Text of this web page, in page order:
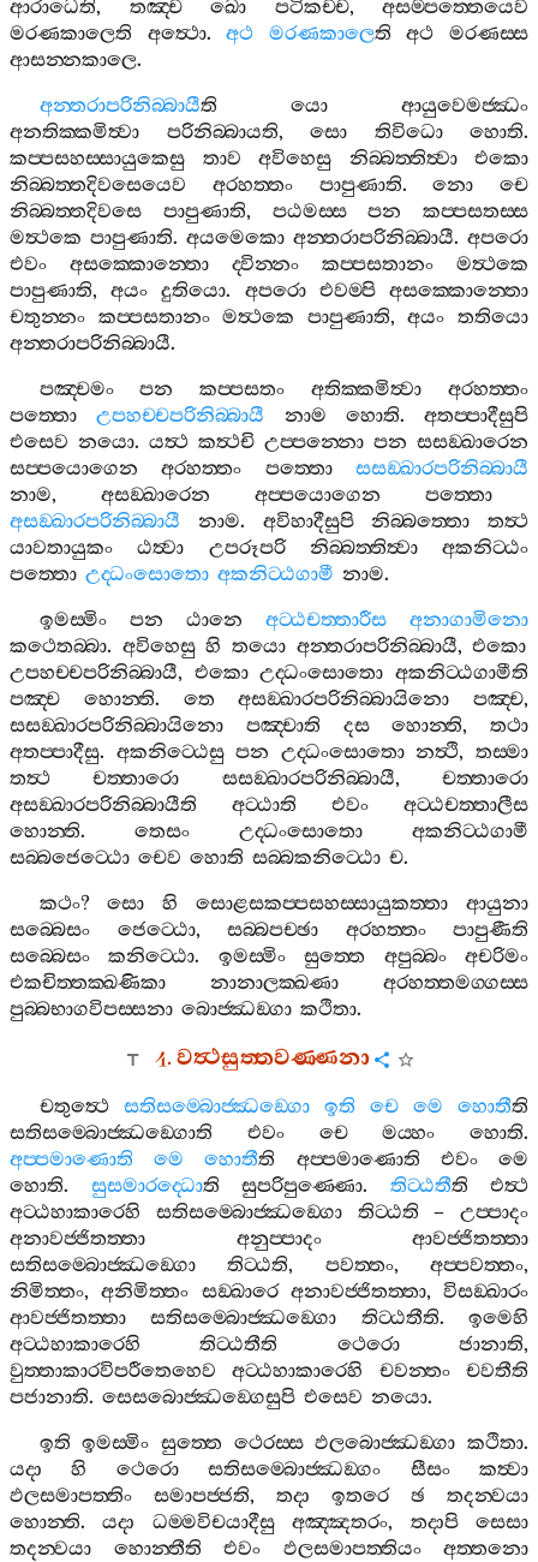
ආරාධෙති, තඤ‍්ච ඛො පටිකච‍්ච, අසම‍්පත‍්තෙයෙව
මරණකාලෙති
අත්‍ථො.අථ මරණකාලෙති අථ
මරණස‍්ස
ආසන‍්නකාලෙ.
අන‍්තරාපරිනිබ‍්බායීති යො
ආයුවෙමජ‍්ඣං
අනතික‍්කමිත්‍වා
පරිනිබ‍්බායති, සො තිවිධො හොති.
කප‍්පසහස‍්සායුකෙසු
තාව අවිහෙසු නිබ‍්බත‍්තිත්‍වා
එකො
නිබ‍්බත‍්තදිවසෙයෙව
අරහත‍්තං පාපුණාති.නො
චෙ
නිබ‍්බත‍්තදිවසෙ
පාපුණාති, පඨමස‍්ස පන
කප‍්පසතස‍්ස
මත්‍ථකෙ පාපුණාති. අයමෙකො අන‍්තරාපරිනිබ‍්බායී. අපරො
එවං
අසක‍්කොන‍්තො ද‍්වින‍්නං කප‍්පසතානං
මත්‍ථකෙ
පාපුණාති,අයං දුතියො. අපරො එවම‍්පි අසක‍්කොන‍්තො
චතුන‍්නං කප‍්පසතානං මත්‍ථකෙ පාපුණාති,අයං තතියො
අන‍්තරාපරිනිබ‍්බායී.
පඤ‍්චමං
පන කප‍්පසතං අතික‍්කමිත්‍වා
අරහත‍්තං
පත‍්තො
උපහච‍්චපරිනිබ‍්බායී නාම හොති. අතප‍්පාදීසුපි
එසෙව නයො. යත්‍ථ කත්‍ථචි උප‍්පන‍්නො පන සසඞ‍්ඛාරෙන
සප‍්පයොගෙන
අරහත‍්තං පත‍්තො
සසඞ‍්ඛාරපරිනිබ‍්බායී
නාම, අසඞ‍්ඛාරෙන අප‍්පයොගෙන
පත‍්තො
අසඞ‍්ඛාරපරිනිබ‍්බායී
නාම. අවිහාදීසුපි නිබ‍්බත‍්තො
තත්‍ථ
යාවතායුකං
ඨත්‍වා උපරූපරි නිබ‍්බත‍්තිත්‍වා
අකනිට‍්ඨං
පත‍්තො උද‍්ධංසොතො අකනිට‍්ඨගාමී නාම.
ඉමස‍්මිං
පන ඨානෙ අට‍්ඨචත‍්තාරීස
අනාගාමිනො
කථෙතබ‍්බා. අවිහෙසු හි තයො අන‍්තරාපරිනිබ‍්බායී,එකො
උපහච‍්චපරිනිබ‍්බායී, එකො උද‍්ධංසොතො අකනිට‍්ඨගාමීති
පඤ‍්ච
හොන‍්ති. තෙ අසඞ‍්ඛාරපරිනිබ‍්බායිනො පඤ‍්ච,
සසඞ‍්ඛාරපරිනිබ‍්බායිනො
පඤ‍්චාති දස හොන‍්ති, තථා
අතප‍්පාදීසු. අකනිට‍්ඨෙසු පන උද‍්ධංසොතො නත්‍ථි,තස‍්මා
තත්‍ථ
චත‍්තාරො සසඞ‍්ඛාරපරිනිබ‍්බායී,චත‍්තාරො
අසඞ‍්ඛාරපරිනිබ‍්බායීති
අට‍්ඨාති එවං
අට‍්ඨචත‍්තාලීස
හොන‍්ති. තෙසං උද‍්ධංසොතො
අකනිට‍්ඨගාමී
සබ‍්බජෙට‍්ඨො චෙව හොති සබ‍්බකනිට‍්ඨො ච.
කථං?සො හි සොළසකප‍්පසහස‍්සායුකත‍්තා
ආයුනා
සබ‍්බෙසං
ජෙට‍්ඨො, සබ‍්බපච‍්ඡා අරහත‍්තං
පාපුණීති
සබ‍්බෙසං
කනිට‍්ඨො. ඉමස‍්මිං සුත‍්තෙ අපුබ‍්බං
අචරිමං
එකචිත‍්තක‍්ඛණිකා
නානාලක‍්ඛණා
අරහත‍්තමග‍්ගස‍්ස
පුබ‍්බභාගවිපස‍්සනා බොජ‍්ඣඞ‍්ගා කථිතා.
4.වත්‍ථසුත‍්තවණ‍්ණනා
චතුත්‍ථෙ සතිසම‍්බොජ‍්ඣඞ‍්ගො ඉති චෙ මෙ හොතීති
සතිසම‍්බොජ‍්ඣඞ‍්ගොති
එවං චෙ මය‍්හං හොති.
අප‍්පමාණොති
මෙ හොතීති අප‍්පමාණොති එවං
මෙ
හොති. සුසමාරද‍්ධොති සුපරිපුණ‍්ණො. තිට‍්ඨතීති
එත්‍ථ
අට‍්ඨහාකාරෙහි
සතිසම‍්බොජ‍්ඣඞ‍්ගො තිට‍්ඨති – උප‍්පාදං
අනාවජ‍්ජිතත‍්තා
අනුප‍්පාදං
ආවජ‍්ජිතත‍්තා
සතිසම‍්බොජ‍්ඣඞ‍්ගො
තිට‍්ඨති, පවත‍්තං,අප‍්පවත‍්තං,
නිමිත‍්තං,අනිමිත‍්තං සඞ‍්ඛාරෙ අනාවජ‍්ජිතත‍්තා, විසඞ‍්ඛාරං
ආවජ‍්ජිතත‍්තා
සතිසම‍්බොජ‍්ඣඞ‍්ගො තිට‍්ඨතීති.ඉමෙහි
අට‍්ඨහාකාරෙහි
තිට‍්ඨතීති ථෙරො ජානාති,
වුත‍්තාකාරවිපරීතෙහෙව
අට‍්ඨහාකාරෙහි චවන‍්තං
චවතීති
පජානාති. සෙසබොජ‍්ඣඞ‍්ගෙසුපි එසෙව නයො.
ඉති ඉමස‍්මිං සුත‍්තෙ ථෙරස‍්ස ඵලබොජ‍්ඣඞ‍්ගා කථිතා.
යදා
හි ථෙරො සතිසම‍්බොජ‍්ඣඞ‍්ගං සීසං
කත්‍වා
ඵලසමාපත‍්තිං
සමාපජ‍්ජති, තදා ඉතරෙ ඡ
තදන‍්වයා
හොන‍්ති.යදා ධම‍්මවිචයාදීසු අඤ‍්ඤතරං, තදාපි
සෙසා
තදන‍්වයා
හොන‍්තීති එවං ඵලසමාපත‍්තියං
අත‍්තනො